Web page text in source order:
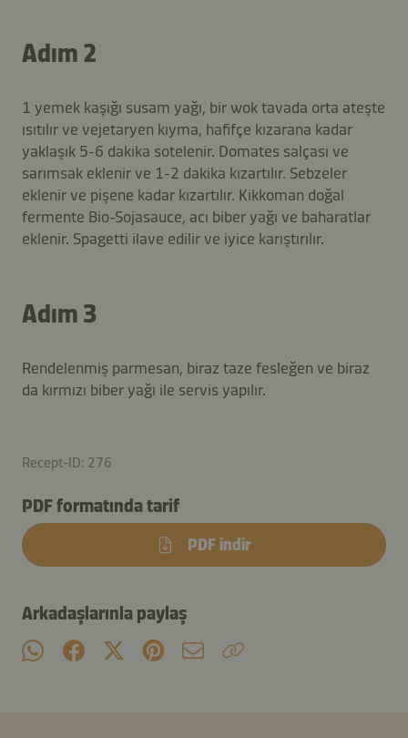
Adım 2
1 yemek kaşığı susam yağı, bir wok tavada orta ateşte
ısıtılır ve vejetaryen kıyma, hafifçe kızarana kadar
yaklaşık 5-6 dakika sotelenir. Domates salçası ve
sarımsak eklenir ve 1-2 dakika kızartılır. Sebzeler
eklenir ve pişene kadar kızartılır. Kikkoman doğal
fermente Bio-Sojasauce, acı biber yağı ve baharatlar
eklenir. Spagetti ilave edilir ve iyice karıştırılır.
Adım 3
Rendelenmiş parmesan, biraz taze fesleğen ve biraz
da kırmızı biber yağı ile servis yapılır.
Recept-ID: 276
PDF formatında tarif
PDF indir
Arkadaşlarınla paylaş